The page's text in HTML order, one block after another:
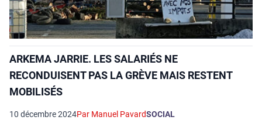
ARKEMA JARRIE. LES SALARIÉS NE
RECONDUISENT PAS LA GRÈVE MAIS RESTENT
MOBILISÉS
10 décembre 2024Par Manuel PavardSOCIAL